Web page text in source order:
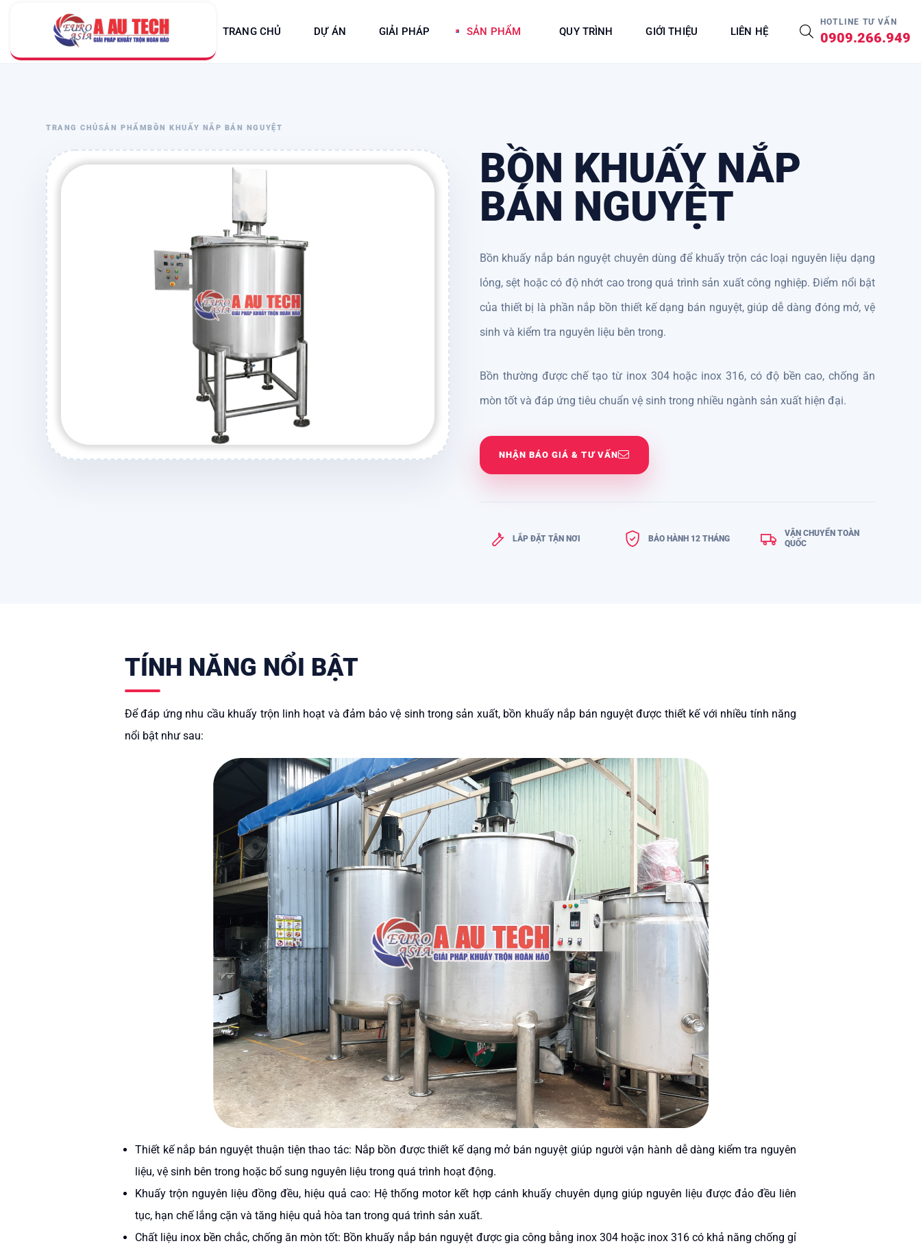
TRANG CHỦ DỰ ÁN GIẢI PHÁP SẢN PHẨM QUY TRÌNH GIỚI THIỆU LIÊN HỆ
HOTLINE TƯ VẤN
0909.266.949
TRANG CHỦSẢN PHẨMBỒN KHUẤY NẮP BÁN NGUYỆT
BỒN KHUẤY NẮP
BÁN NGUYỆT
Bồn khuấy nắp bán nguyệt chuyên dùng để khuấy trộn các loại nguyên liệu dạng
lỏng, sệt hoặc có độ nhớt cao trong quá trình sản xuất công nghiệp. Điểm nổi bật
của thiết bị là phần nắp bồn thiết kế dạng bán nguyệt, giúp dễ dàng đóng mở, vệ
sinh và kiểm tra nguyên liệu bên trong.
Bồn thường được chế tạo từ inox 304 hoặc inox 316, có độ bền cao, chống ăn
mòn tốt và đáp ứng tiêu chuẩn vệ sinh trong nhiều ngành sản xuất hiện đại.
NHẬN BÁO GIÁ & TƯ VẤN
LẮP ĐẶT TẬN NƠI BẢO HÀNH 12 THÁNG
VẬN CHUYỂN TOÀN
QUỐC
TÍNH NĂNG NỔI BẬT
Để đáp ứng nhu cầu khuấy trộn linh hoạt và đảm bảo vệ sinh trong sản xuất, bồn khuấy nắp bán nguyệt được thiết kế với nhiều tính năng
nổi bật như sau:
Thiết kế nắp bán nguyệt thuận tiện thao tác: Nắp bồn được thiết kế dạng mở bán nguyệt giúp người vận hành dễ dàng kiểm tra nguyên
liệu, vệ sinh bên trong hoặc bổ sung nguyên liệu trong quá trình hoạt động.
Khuấy trộn nguyên liệu đồng đều, hiệu quả cao: Hệ thống motor kết hợp cánh khuấy chuyên dụng giúp nguyên liệu được đảo đều liên
tục, hạn chế lắng cặn và tăng hiệu quả hòa tan trong quá trình sản xuất.
Chất liệu inox bền chắc, chống ăn mòn tốt: Bồn khuấy nắp bán nguyệt được gia công bằng inox 304 hoặc inox 316 có khả năng chống gỉ